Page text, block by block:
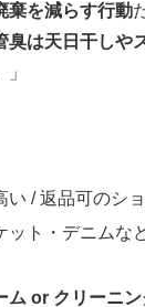
棄を減らす行動
臭は天日干しや
い / 返品可のシ
ット・デニムな
ム or クリーニ